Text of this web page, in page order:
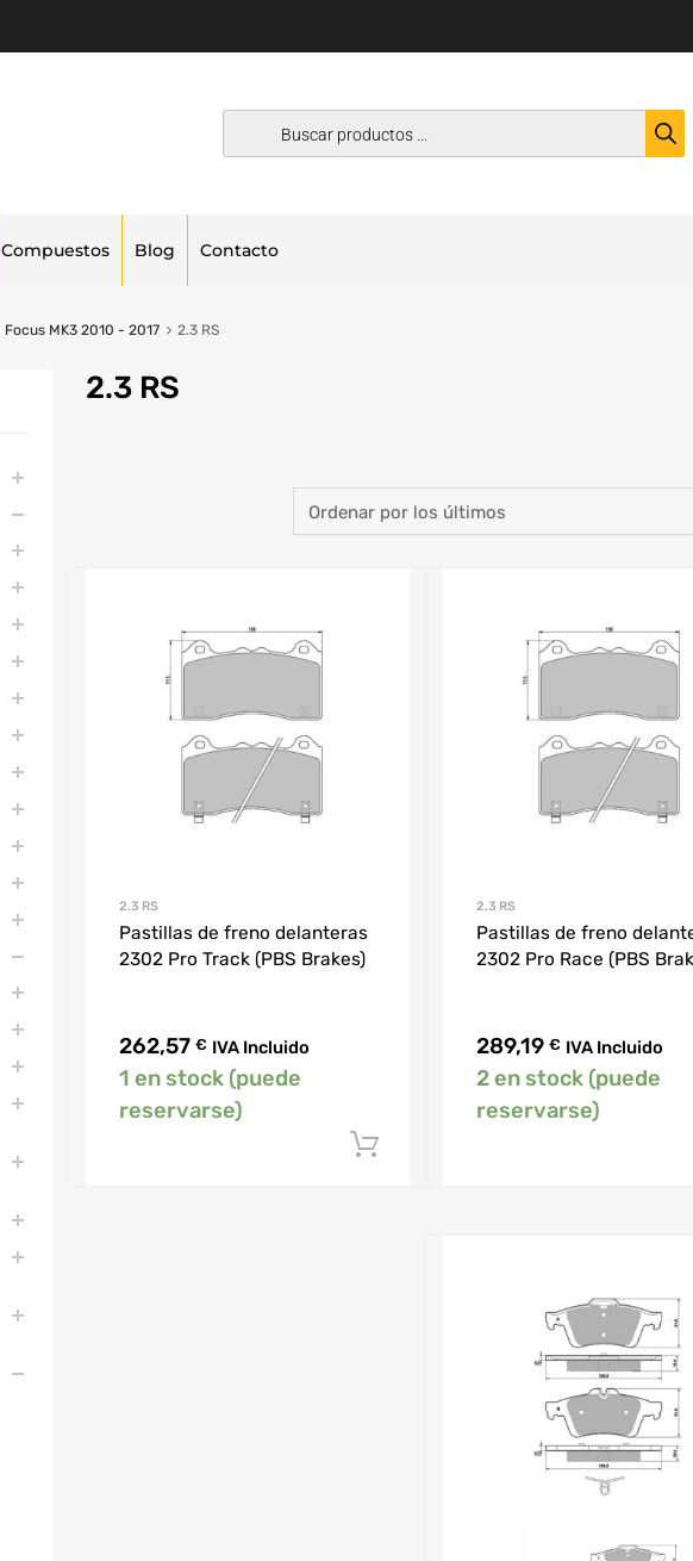
Compuestos Blog Contacto
Focus MK3 2010 - 2017 2.3 RS
2.3 RS
2.3 RS
Pastillas de freno delanteras
2302 Pro Track (PBS Brakes)
262,57 € IVA Incluido
1 en stock (puede
reservarse)
2.3 RS
Pastillas de freno
2302 Pro Race (PBS
289,19 € IVA Incluido
2 en stock (puede
reservarse)